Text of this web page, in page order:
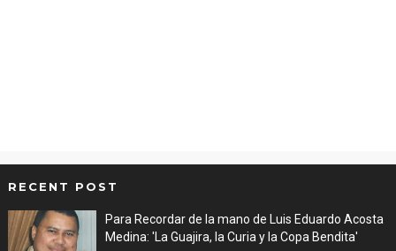
RECENT POST
Para Recordar de la mano de Luis Eduardo Acosta
Medina: 'La Guajira, la Curia y la Copa Bendita'